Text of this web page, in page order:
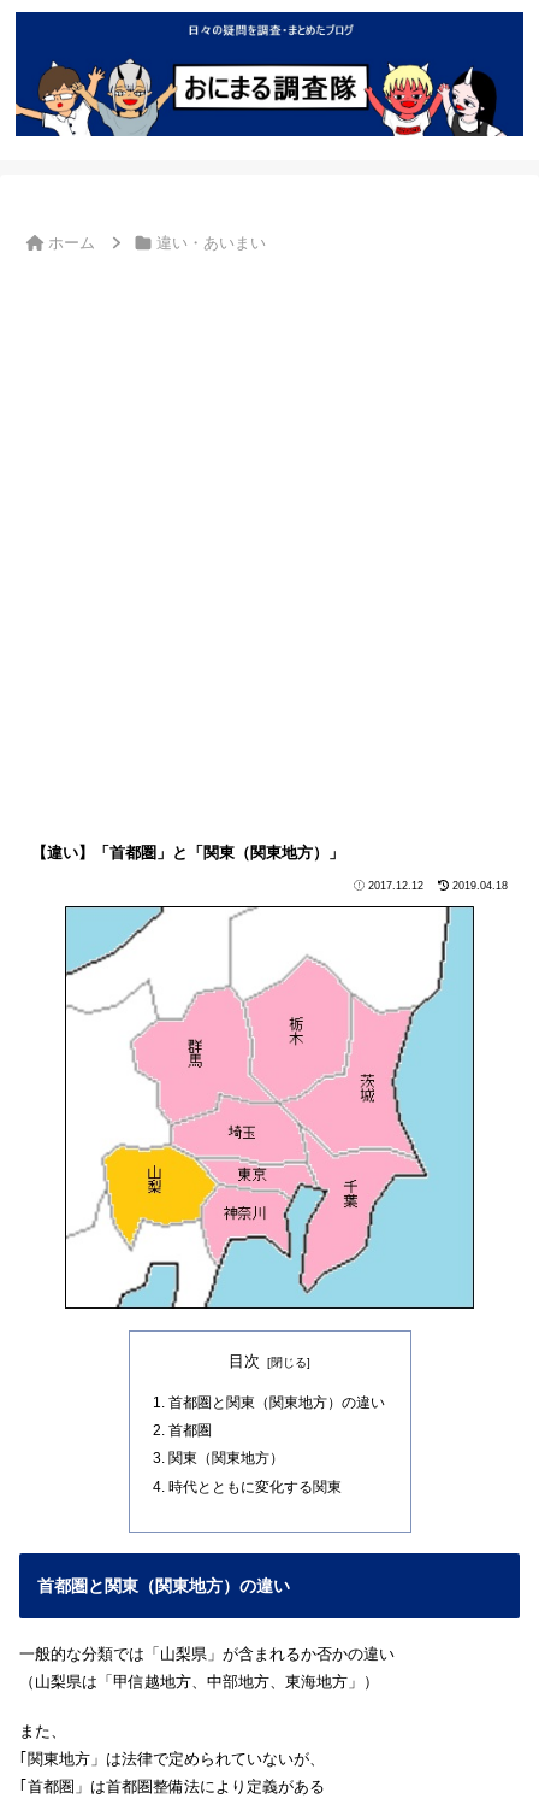
ホーム 違い・あいまい
【違い】「首都圏」と「関東（関東地方）」
2017.12.12 2019.04.18
目次
首都圏と関東（関東地方）の違い
首都圏
関東（関東地方）
時代とともに変化する関東
首都圏と関東（関東地方）の違い
一般的な分類では「山梨県」が含まれるか否かの違い
（山梨県は「甲信越地方、中部地方、東海地方」）
また、
｢関東地方」は法律で定められていないが、
｢首都圏」は首都圏整備法により定義がある